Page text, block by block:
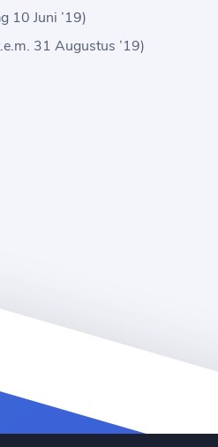
10 Juni ’19)
31 Augustus ’19)